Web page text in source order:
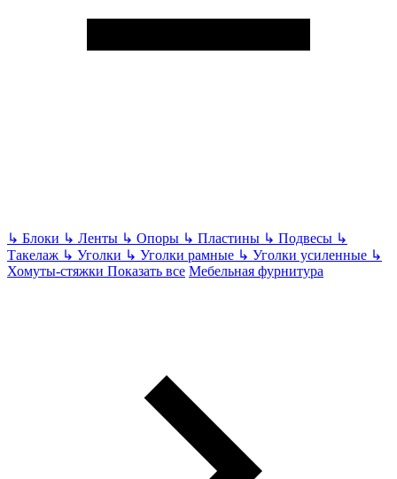
↳ Блоки ↳ Ленты ↳ Опоры ↳ Пластины ↳ Подвесы ↳
Такелаж ↳ Уголки ↳ Уголки рамные ↳ Уголки усиленные ↳
Хомуты-стяжки Показать все Мебельная фурнитура